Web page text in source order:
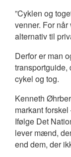
”Cyklen og
venner. For
alternativ til
Derfor er man
transportguide,
cykel og tog.
Kenneth
markant
Ifølge Det
lever mænd,
end dem, der